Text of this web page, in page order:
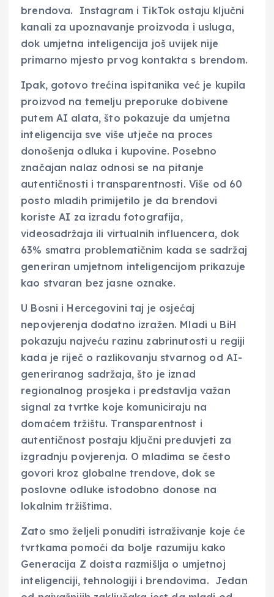
brendova. Instagram i TikTok ostaju ključni
kanali za upoznavanje proizvoda i usluga,
dok umjetna inteligencija još uvijek nije
primarno mjesto prvog kontakta s brendom.
Ipak, gotovo trećina ispitanika već je kupila
proizvod na temelju preporuke dobivene
putem AI alata, što pokazuje da umjetna
inteligencija sve više utječe na proces
donošenja odluka i kupovine. Posebno
značajan nalaz odnosi se na pitanje
autentičnosti i transparentnosti. Više od 60
posto mladih primijetilo je da brendovi
koriste AI za izradu fotografija,
videosadržaja ili virtualnih influencera, dok
63% smatra problematičnim kada se sadržaj
generiran umjetnom inteligencijom prikazuje
kao stvaran bez jasne oznake.
U Bosni i Hercegovini taj je osjećaj
nepovjerenja dodatno izražen. Mladi u BiH
pokazuju najveću razinu zabrinutosti u regiji
kada je riječ o razlikovanju stvarnog od AI-
generiranog sadržaja, što je iznad
regionalnog prosjeka i predstavlja važan
signal za tvrtke koje komuniciraju na
domaćem tržištu. Transparentnost i
autentičnost postaju ključni preduvjeti za
izgradnju povjerenja. O mladima se često
govori kroz globalne trendove, dok se
poslovne odluke istodobno donose na
lokalnim tržištima.
Zato smo željeli ponuditi istraživanje koje će
tvrtkama pomoći da bolje razumiju kako
Generacija Z doista razmišlja o umjetnoj
inteligenciji, tehnologiji i brendovima. Jedan